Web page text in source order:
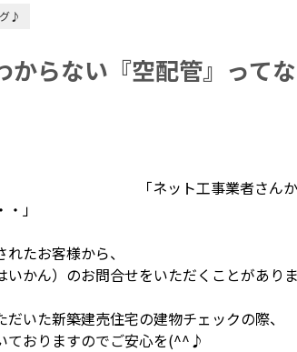
♪
からない『空配管』って
「ネット工事業者さん
」
たお客様から、
いかん）のお問合せをいただくことがあり
いた新築建売住宅の建物チェックの際、
ておりますのでご安心を(^^♪